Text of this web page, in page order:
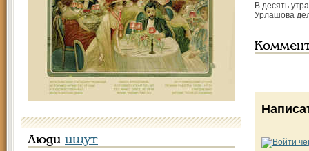
Люди ищут
В десять
Урлашова